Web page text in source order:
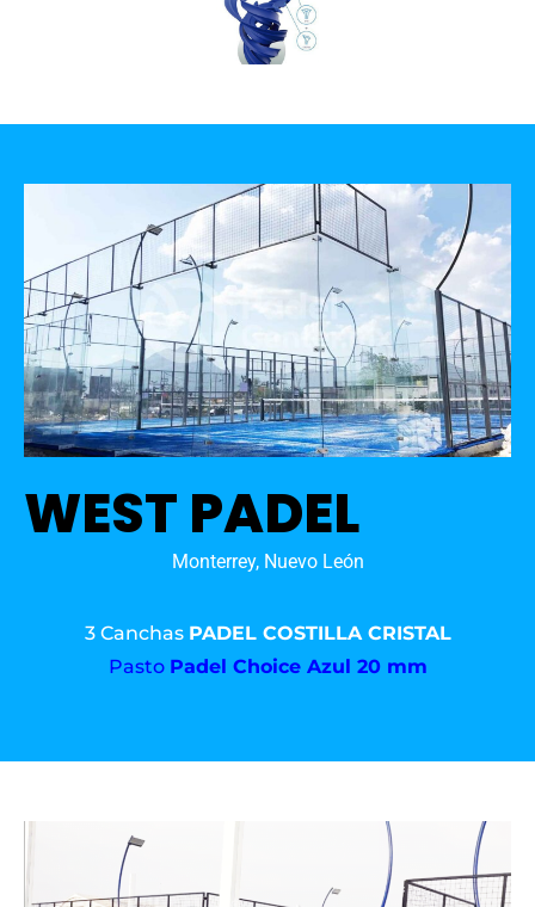
WEST PADEL
Monterrey, Nuevo León
3 Canchas PADEL COSTILLA CRISTAL
Pasto Padel Choice Azul 20 mm